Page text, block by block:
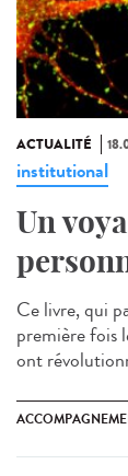
ACTUALITÉ
institutional
Un
Ce livre, qui
première fois
ont